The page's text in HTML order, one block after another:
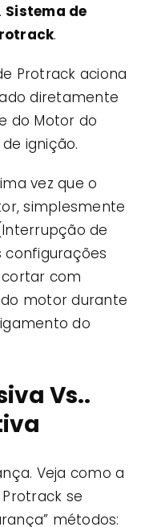
Sistema de
.
Protrack aciona
diretamente
do Motor do
ignição.
vez que o
simplesmente
de
configurações
com
motor durante
do
Vs..
Veja como a
se
métodos: